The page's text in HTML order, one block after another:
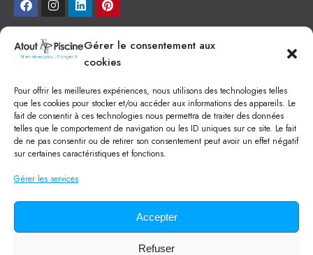
Gérer le consentement aux
cookies
Pour offrir les meilleures expériences, nous utilisons des technologies telles
que les cookies pour stocker et/ou accéder aux informations des appareils. Le
fait de consentir à ces technologies nous permettra de traiter des données
telles que le comportement de navigation ou les ID uniques sur ce site. Le fait
de ne pas consentir ou de retirer son consentement peut avoir un effet négatif
sur certaines caractéristiques et fonctions.
Gérer les services
Accepter
Refuser
NEWSLETTER
Je veux recevoir toute l'actu
NOS SERVICES
Construction de piscine béton à Narbonne
Piscine coque à Narbonne
Acheter SPA à Narbonne
Pisciniste Narbonne
Mini piscine
Location machine avec chauffeur
Atout Piscine